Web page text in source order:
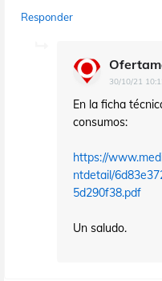
Responder
30/10/21
En la ficha
consumos:
https://
ntdetail/
5d290f38.pdf
Un saludo.